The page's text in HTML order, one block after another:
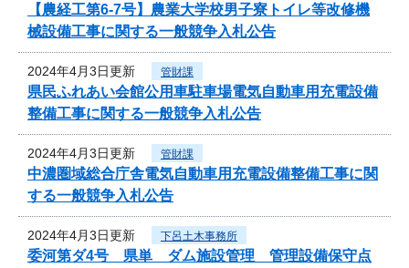
【農経工第6-7号】農業大学校男子寮トイレ等改修機
械設備工事に関する一般競争入札公告
2024年4月3日更新 管財課
県民ふれあい会館公用車駐車場電気自動車用充電設備
整備工事に関する一般競争入札公告
2024年4月3日更新 管財課
中濃圏域総合庁舎電気自動車用充電設備整備工事に関
する一般競争入札公告
2024年4月3日更新 下呂土木事務所
委河第ダ4号 県単 ダム施設管理 管理設備保守点